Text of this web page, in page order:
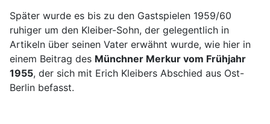
Später wurde es bis zu den Gastspielen 1959/60
ruhiger um den Kleiber-Sohn, der gelegentlich in
Artikeln über seinen Vater erwähnt wurde, wie hier in
einem Beitrag des Münchner Merkur vom Frühjahr
1955, der sich mit Erich Kleibers Abschied aus Ost-
Berlin befasst.